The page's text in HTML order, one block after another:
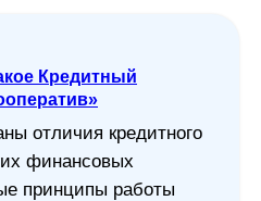
Кредитный
отличия кредитного
финансовых
принципы работы